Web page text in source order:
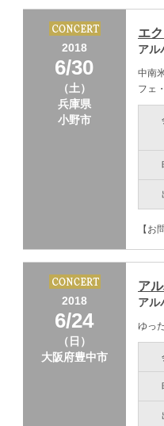
2018
6/30
（土）
兵庫県
小野市
エ
アル
中南
フェ
【
2018
6/24
（日）
大阪府豊中市
ア
アル
ゆっ